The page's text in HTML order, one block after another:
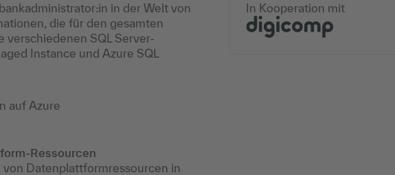
In Kooperation mit
in der Welt von
die für den gesamten
verschiedenen SQL Server-
Instance und Azure SQL
auf Azure
Ressourcen
Datenplattformressourcen in